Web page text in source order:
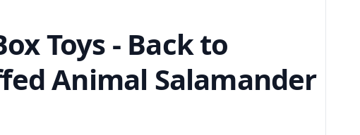
Toys - Back to
Animal Salamander